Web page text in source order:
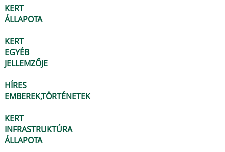
KERT
ÁLLAPOTA
KERT
EGYÉB
JELLEMZŐJE
HÍRES
EMBEREK,TÖRTÉNETEK
KERT
INFRASTRUKTÚRA
ÁLLAPOTA